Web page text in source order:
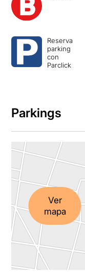
Reserva
parking
con
Parclick
Parkings
Ver
mapa